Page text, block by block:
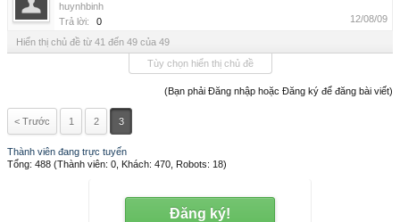
huynhbinh
Trả lời:
0 12/08/09
Hiển thị chủ đề từ 41 đến 49 của 49
Tùy chọn hiển thị chủ đề
(Bạn phải Đăng nhập hoặc Đăng ký để đăng bài viết)
< Trước 1 2 3
Thành viên đang trực tuyến
Tổng: 488 (Thành viên: 0, Khách: 470, Robots: 18)
Đăng ký!